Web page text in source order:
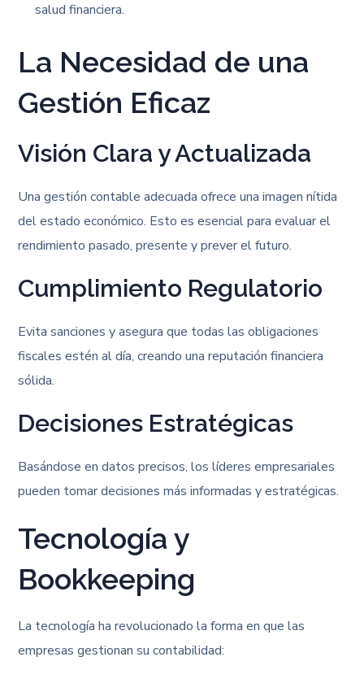
salud financiera.
La Necesidad de una
Gestión Eficaz
Visión Clara y Actualizada
Una gestión contable adecuada ofrece una imagen nítida
del estado económico. Esto es esencial para evaluar el
rendimiento pasado, presente y prever el futuro.
Cumplimiento Regulatorio
Evita sanciones y asegura que todas las obligaciones
fiscales estén al día, creando una reputación financiera
sólida.
Decisiones Estratégicas
Basándose en datos precisos, los líderes empresariales
pueden tomar decisiones más informadas y estratégicas.
Tecnología y
Bookkeeping
La tecnología ha revolucionado la forma en que las
empresas gestionan su contabilidad: